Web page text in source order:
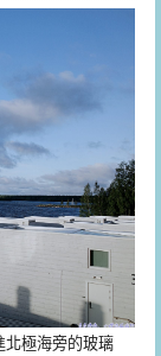
北極海旁的玻璃